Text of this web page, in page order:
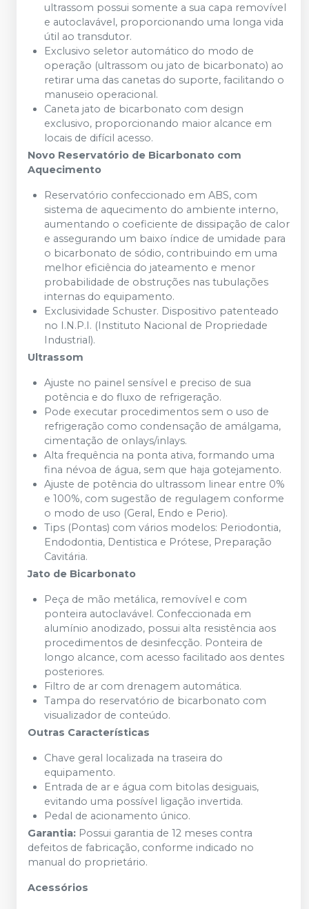
ultrassom possui somente a sua capa removível
e autoclavável, proporcionando uma longa vida
útil ao transdutor.
Exclusivo seletor automático do modo de
operação (ultrassom ou jato de bicarbonato) ao
retirar uma das canetas do suporte, facilitando o
manuseio operacional.
Caneta jato de bicarbonato com design
exclusivo, proporcionando maior alcance em
locais de difícil acesso.
Novo Reservatório de Bicarbonato com
Aquecimento
Reservatório confeccionado em ABS, com
sistema de aquecimento do ambiente interno,
aumentando o coeficiente de dissipação de calor
e assegurando um baixo índice de umidade para
o bicarbonato de sódio, contribuindo em uma
melhor eficiência do jateamento e menor
probabilidade de obstruções nas tubulações
internas do equipamento.
Exclusividade Schuster. Dispositivo patenteado
no I.N.P.I. (Instituto Nacional de Propriedade
Industrial).
Ultrassom
Ajuste no painel sensível e preciso de sua
potência e do fluxo de refrigeração.
Pode executar procedimentos sem o uso de
refrigeração como condensação de amálgama,
cimentação de onlays/inlays.
Alta frequência na ponta ativa, formando uma
fina névoa de água, sem que haja gotejamento.
Ajuste de potência do ultrassom linear entre 0%
e 100%, com sugestão de regulagem conforme
o modo de uso (Geral, Endo e Perio).
Tips (Pontas) com vários modelos: Periodontia,
Endodontia, Dentistica e Prótese, Preparação
Cavitária.
Jato de Bicarbonato
Peça de mão metálica, removível e com
ponteira autoclavável. Confeccionada em
alumínio anodizado, possui alta resistência aos
procedimentos de desinfecção. Ponteira de
longo alcance, com acesso facilitado aos dentes
posteriores.
Filtro de ar com drenagem automática.
Tampa do reservatório de bicarbonato com
visualizador de conteúdo.
Outras Características
Chave geral localizada na traseira do
equipamento.
Entrada de ar e água com bitolas desiguais,
evitando uma possível ligação invertida.
Pedal de acionamento único.
Garantia: Possui garantia de 12 meses contra
defeitos de fabricação, conforme indicado no
manual do proprietário.
Acessórios